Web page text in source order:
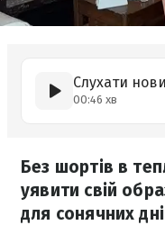
Слухати
00:46 хв
Без шортів в
уявити свій
для сонячних